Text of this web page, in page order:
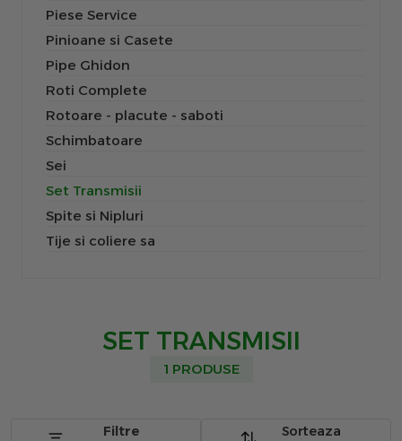
Piese Service
Pinioane si Casete
Pipe Ghidon
Roti Complete
Rotoare - placute - saboti
Schimbatoare
Sei
Set Transmisii
Spite si Nipluri
Tije si coliere sa
SET TRANSMISII
1 PRODUSE
Sorteaza
Filtre